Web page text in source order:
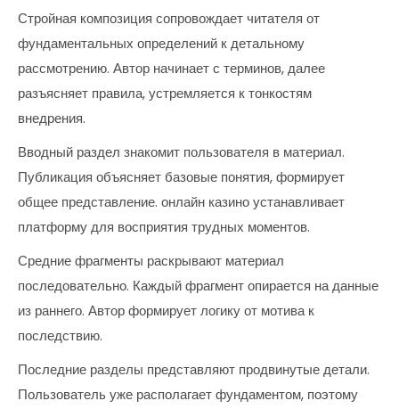
Стройная композиция сопровождает читателя от
фундаментальных определений к детальному
рассмотрению. Автор начинает с терминов, далее
разъясняет правила, устремляется к тонкостям
внедрения.
Вводный раздел знакомит пользователя в материал.
Публикация объясняет базовые понятия, формирует
общее представление. онлайн казино устанавливает
платформу для восприятия трудных моментов.
Средние фрагменты раскрывают материал
последовательно. Каждый фрагмент опирается на данные
из раннего. Автор формирует логику от мотива к
последствию.
Последние разделы представляют продвинутые детали.
Пользователь уже располагает фундаментом, поэтому